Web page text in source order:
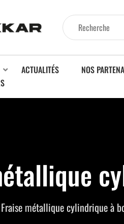
ACTUALITÉS NOS
Fraise métallique cylindrique à